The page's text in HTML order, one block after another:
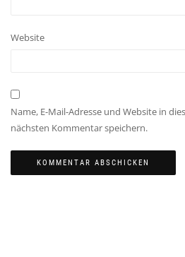
Website
Name, E-Mail-Adresse und Website in
nächsten Kommentar speichern.